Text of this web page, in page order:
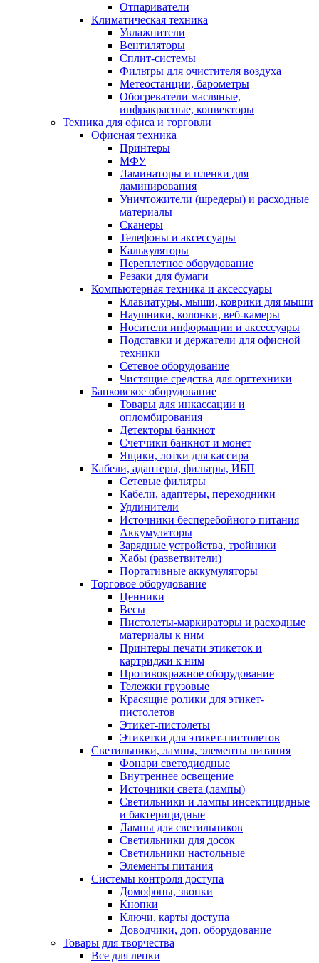
Отпариватели
Климатическая техника
Увлажнители
Вентиляторы
Сплит-системы
Фильтры для очистителя воздуха
Метеостанции, барометры
Обогреватели масляные,
инфракрасные, конвекторы
Техника для офиса и торговли
Офисная техника
Принтеры
МФУ
Ламинаторы и пленки для
ламинирования
Уничтожители (шредеры) и расходные
материалы
Сканеры
Телефоны и аксессуары
Калькуляторы
Переплетное оборудование
Резаки для бумаги
Компьютерная техника и аксессуары
Клавиатуры, мыши, коврики для мыши
Наушники, колонки, веб-камеры
Носители информации и аксессуары
Подставки и держатели для офисной
техники
Сетевое оборудование
Чистящие средства для оргтехники
Банковское оборудование
Товары для инкассации и
опломбирования
Детекторы банкнот
Счетчики банкнот и монет
Ящики, лотки для кассира
Кабели, адаптеры, фильтры, ИБП
Сетевые фильтры
Кабели, адаптеры, переходники
Удлинители
Источники бесперебойного питания
Аккумуляторы
Зарядные устройства, тройники
Хабы (разветвители)
Портативные аккумуляторы
Торговое оборудование
Ценники
Весы
Пистолеты-маркираторы и расходные
материалы к ним
Принтеры печати этикеток и
картриджи к ним
Противокражное оборудование
Тележки грузовые
Красящие ролики для этикет-
пистолетов
Этикет-пистолеты
Этикетки для этикет-пистолетов
Светильники, лампы, элементы питания
Фонари светодиодные
Внутреннее освещение
Источники света (лампы)
Светильники и лампы инсектицидные
и бактерицидные
Лампы для светильников
Светильники для досок
Светильники настольные
Элементы питания
Системы контроля доступа
Домофоны, звонки
Кнопки
Ключи, карты доступа
Доводчики, доп. оборудование
Товары для творчества
Все для лепки